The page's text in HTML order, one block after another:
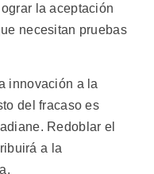
la aceptación
necesitan pruebas
innovación a la
del fracaso es
Redoblar el
a la